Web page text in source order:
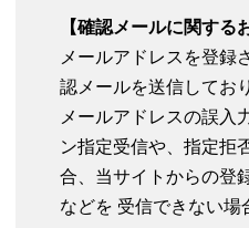
【確認メールに関する
メールアドレスを登録
認メールを送信してお
メールアドレスの誤入
ン指定受信や、指定拒
合、当サイトからの登
などを 受信できない場